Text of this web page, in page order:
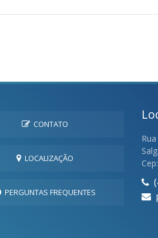
CONTATO
LOCALIZAÇÃO
PERGUNTAS FREQUENTES